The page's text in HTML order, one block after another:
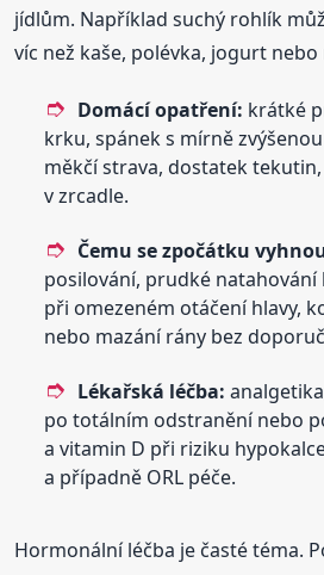
jídlům. Například suchý rohlík
víc než kaše, polévka, jogurt
Domácí opatření: krátké
krku, spánek s mírně
měkčí strava, dostatek
v zrcadle.
Čemu se zpočátku
posilování, prudké
při omezeném otáčení hlavy,
nebo mazání rány bez
Lékařská léčba:
po totálním odstranění nebo
a vitamin D při riziku
a případně ORL péče.
Hormonální léčba je časté téma.